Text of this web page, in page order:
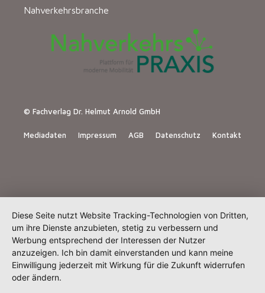
Nahverkehrsbranche
© Fachverlag Dr. Helmut Arnold GmbH
Mediadaten Impressum AGB Datenschutz Kontakt
Diese Seite nutzt Website Tracking-Technologien von Dritten,
um ihre Dienste anzubieten, stetig zu verbessern und
Werbung entsprechend der Interessen der Nutzer
anzuzeigen. Ich bin damit einverstanden und kann meine
Einwilligung jederzeit mit Wirkung für die Zukunft widerrufen
oder ändern.